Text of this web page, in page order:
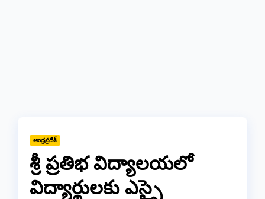
ఆంధ్రప్రదేశ్
శ్రీ ప్రతిభ విద్యాలయలో
విద్యార్థులకు ఎస్సై